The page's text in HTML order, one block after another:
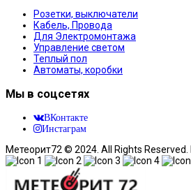
Розетки, выключатели
Кабель, Провода
Для Электромонтажа
Управление светом
Теплый пол
Автоматы, коробки
Мы в соцсетях
ВКонтакте
Инстаграм
Метеорит72 © 2024. All Rights Reserved.